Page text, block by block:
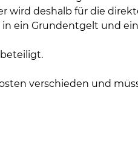
wird deshalb für die
in ein Grundentgelt und
verschieden und